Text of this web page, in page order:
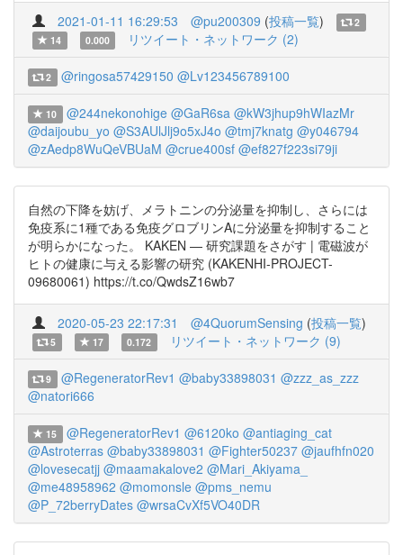
2021-01-11 16:29:53 @pu200309 (投稿一覧)
2
14
0.000 リツイート・ネットワーク (2)
2 @ringosa57429150 @Lv123456789100
10 @244nekonohige @GaR6sa @kW3jhup9hWIazMr
@daijoubu_yo @S3AUlJlj9o5xJ4o @tmj7knatg @y046794
@zAedp8WuQeVBUaM @crue400sf @ef827f223si79ji
自然の下降を妨げ、メラトニンの分泌量を抑制し、さらには
免疫系に1種である免疫グロブリンAに分泌量を抑制すること
が明らかになった。 KAKEN — 研究課題をさがす | 電磁波が
ヒトの健康に与える影響の研究 (KAKENHI-PROJECT-
09680061) https://t.co/QwdsZ16wb7
2020-05-23 22:17:31 @4QuorumSensing (投稿一覧)
5 17 0.172 リツイート・ネットワーク (9)
9 @RegeneratorRev1 @baby33898031 @zzz_as_zzz
@natori666
15 @RegeneratorRev1 @6120ko @antiaging_cat
@Astroterras @baby33898031 @Fighter50237 @jaufhfn020
@lovesecatjj @maamakalove2 @Mari_Akiyama_
@me48958962 @momonsle @pms_nemu
@P_72berryDates @wrsaCvXf5VO40DR